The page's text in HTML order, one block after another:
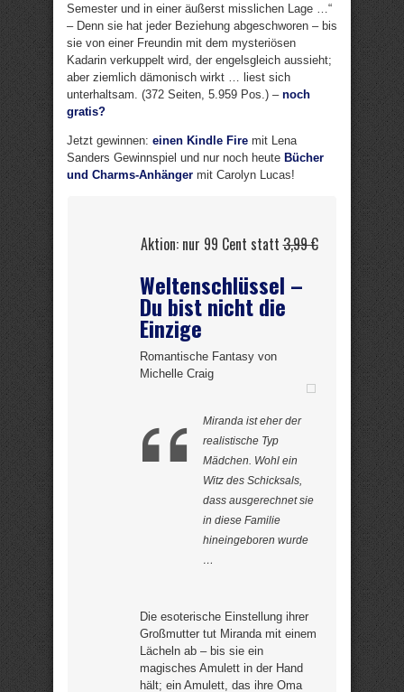
Semester und in einer äußerst misslichen Lage …“
– Denn sie hat jeder Beziehung abgeschworen – bis
sie von einer Freundin mit dem mysteriösen
Kadarin verkuppelt wird, der engelsgleich aussieht;
aber ziemlich dämonisch wirkt … liest sich
unterhaltsam. (372 Seiten, 5.959 Pos.) – noch
gratis?
Jetzt gewinnen: einen Kindle Fire mit Lena
Sanders Gewinnspiel und nur noch heute Bücher
und Charms-Anhänger mit Carolyn Lucas!
Aktion: nur 99 Cent statt3,99 €
Weltenschlüssel –
Du bist nicht die
Einzige
Romantische Fantasy von
Michelle Craig
Miranda ist eher der
realistische Typ
Mädchen. Wohl ein
Witz des Schicksals,
dass ausgerechnet sie
in diese Familie
hineingeboren wurde
…
Die esoterische Einstellung ihrer
Großmutter tut Miranda mit einem
Lächeln ab – bis sie ein
magisches Amulett in der Hand
hält; ein Amulett, das ihre Oma